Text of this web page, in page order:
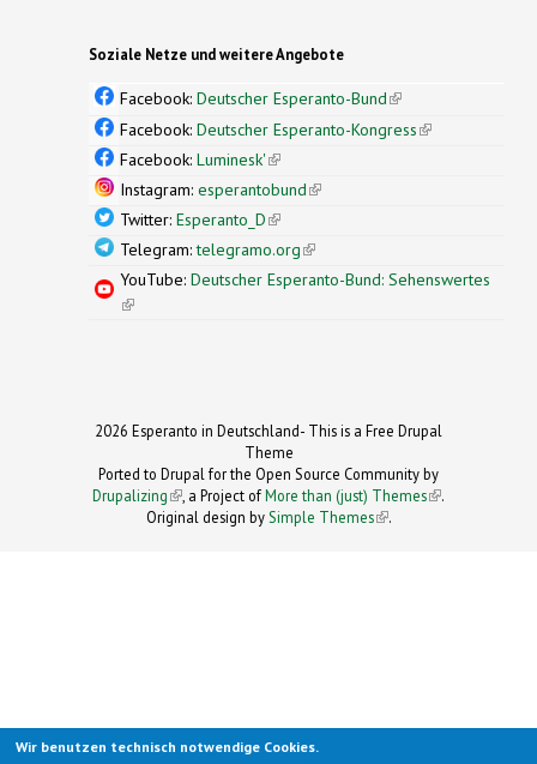
Soziale Netze und weitere Angebote
Facebook: Deutscher Esperanto-Bund(link is
external)
Facebook: Deutscher Esperanto-Kongress(link is
Facebook: Luminesk'(link is external)
Instagram: esperantobund(link is external)
Twitter: Esperanto_D(link is external)
Telegram:telegramo.org(link is external)
YouTube: Deutscher Esperanto-Bund: Sehenswertes
(link is external)
2026 Esperanto in Deutschland- This is a Free Drupal
Theme
Ported to Drupal for the Open Source Community by
Drupalizing(link is external)
, a Project ofMore than (just) Themes (link is
.
Original design by Simple Themes
(link is
.
Wir benutzen technisch notwendige Cookies.